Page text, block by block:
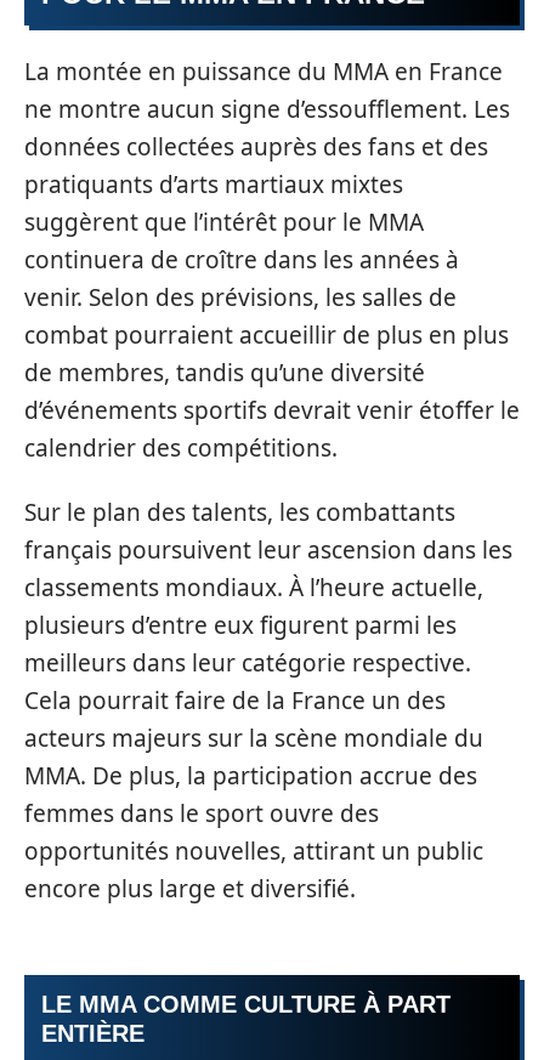
La montée en puissance du MMA en France
ne montre aucun signe d’essoufflement. Les
données collectées auprès des fans et des
pratiquants d’arts martiaux mixtes
suggèrent que l’intérêt pour le MMA
continuera de croître dans les années à
venir. Selon des prévisions, les salles de
combat pourraient accueillir de plus en plus
de membres, tandis qu’une diversité
d’événements sportifs devrait venir étoffer le
calendrier des compétitions.
Sur le plan des talents, les combattants
français poursuivent leur ascension dans les
classements mondiaux. À l’heure actuelle,
plusieurs d’entre eux figurent parmi les
meilleurs dans leur catégorie respective.
Cela pourrait faire de la France un des
acteurs majeurs sur la scène mondiale du
MMA. De plus, la participation accrue des
femmes dans le sport ouvre des
opportunités nouvelles, attirant un public
encore plus large et diversifié.
LE MMA COMME CULTURE À PART
ENTIÈRE